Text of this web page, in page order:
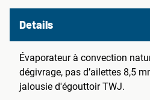
Details
Évaporateur à convection
dégivrage, pas d’ailettes 8,5
jalousie d'égouttoir TWJ.